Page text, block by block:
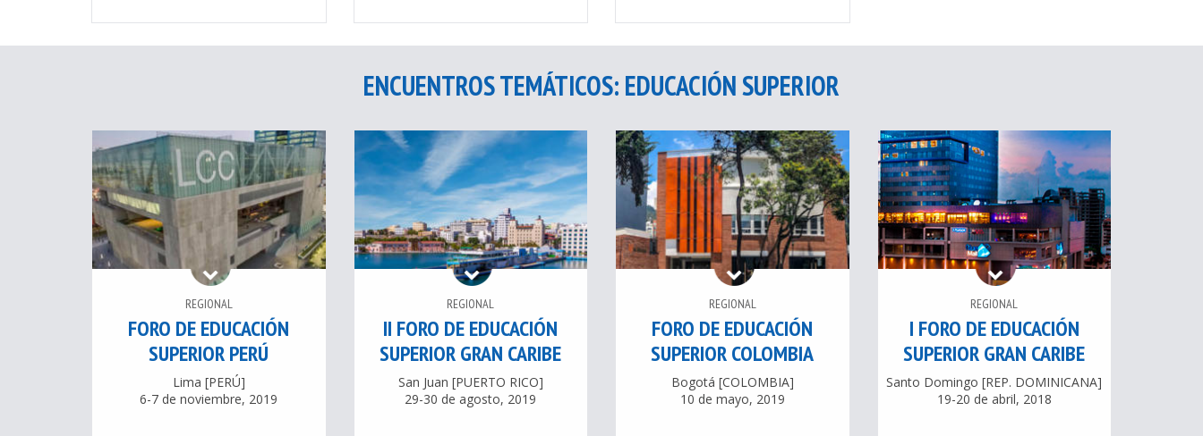
ENCUENTROS TEMÁTICOS: EDUCACIÓN SUPERIOR
REGIONAL
FORO DE EDUCACIÓN
SUPERIOR PERÚ
Lima [PERÚ]
6-7 de noviembre, 2019
REGIONAL
II FORO DE EDUCACIÓN
SUPERIOR GRAN CARIBE
San Juan [PUERTO RICO]
29-30 de agosto, 2019
REGIONAL
FORO DE EDUCACIÓN
SUPERIOR COLOMBIA
Bogotá [COLOMBIA]
10 de mayo, 2019
REGIONAL
I FORO DE EDUCACIÓN
SUPERIOR GRAN CARIBE
Santo Domingo [REP. DOMINICANA]
19-20 de abril, 2018